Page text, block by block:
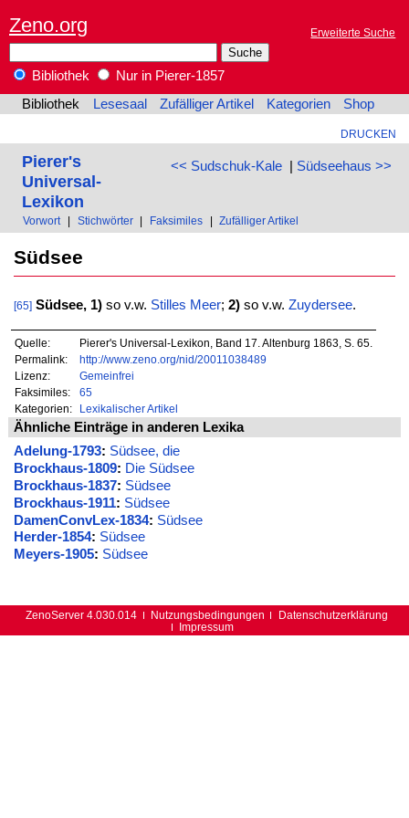
Zeno.org Erweiterte Suche
Bibliothek
Nur in Pierer-1857
Bibliothek
Lesesaal Zufälliger Artikel Kategorien Shop
DRUCKEN
<< Sudschuk-Kale| Südseehaus >>
Pierer's
Universal-
Lexikon
Vorwort Stichwörter Faksimiles Zufälliger Artikel
Südsee
[65] Südsee, 1)so v.w. Stilles Meer; 2)so v.w. Zuydersee.
Quelle:
Pierer's Universal-Lexikon, Band 17. Altenburg 1863, S. 65.
Permalink:
http://www.zeno.org/nid/20011038489
Lizenz:
Gemeinfrei
Faksimiles:
65
Kategorien:
Lexikalischer Artikel
Ähnliche Einträge in anderen Lexika
Adelung-1793: Südsee, die
Brockhaus-1809: Die Südsee
Brockhaus-1837: Südsee
Brockhaus-1911: Südsee
DamenConvLex-1834: Südsee
Herder-1854: Südsee
Meyers-1905: Südsee
ZenoServer 4.030.014 Nutzungsbedingungen
Datenschutzerklärung
Impressum